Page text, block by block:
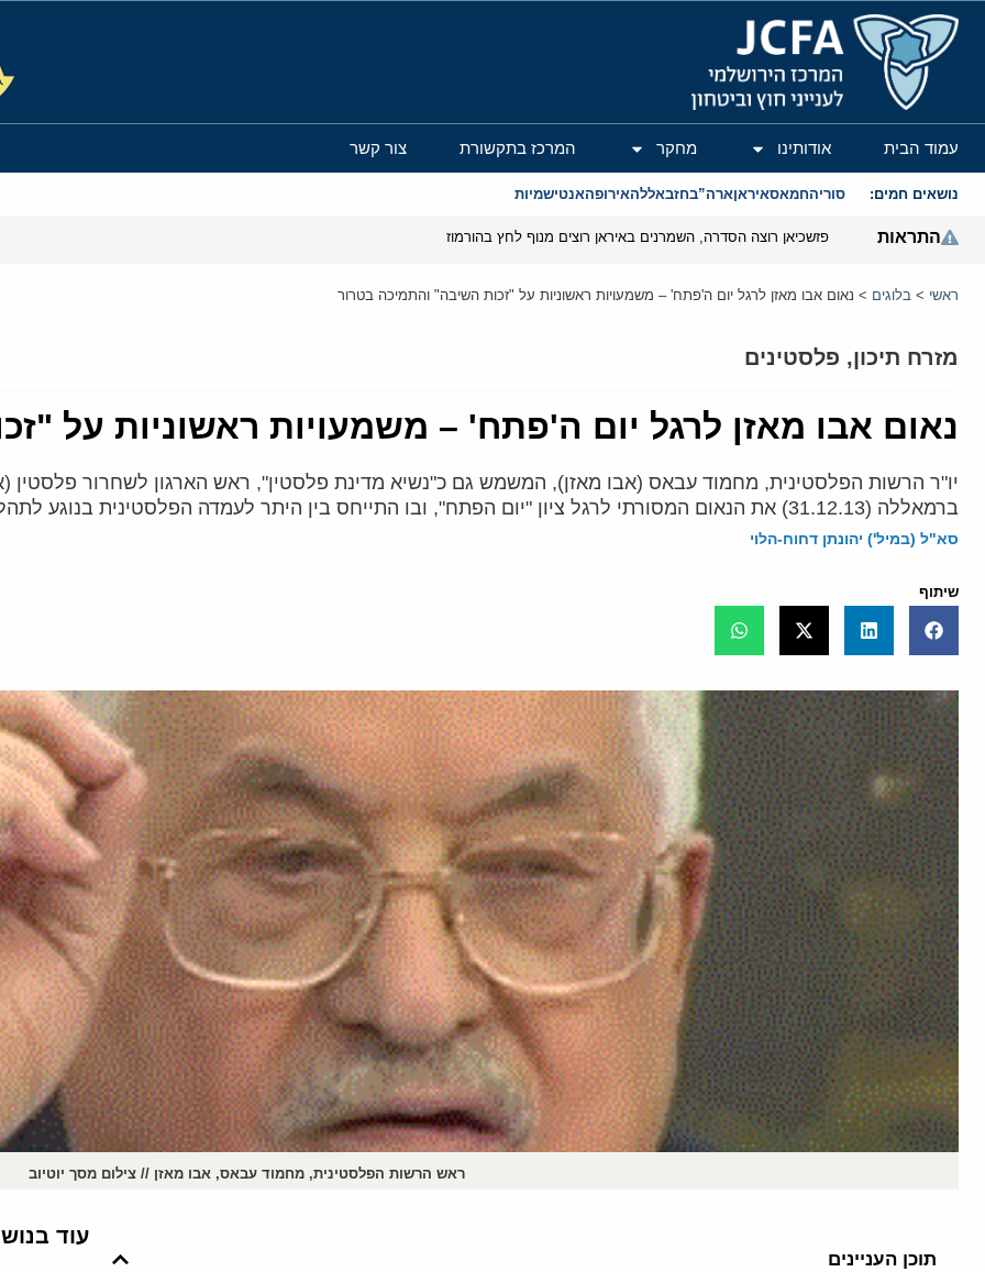
המרכז הירושלמי לענייני חוץ וביטחון
עמוד הבית אודותינו מחקר המרכז בתקשורת צור קשר
נושאים חמים: סוריהחמאסאיראןארה”בחזבאללהאירופהאנטישמיות
התראות פזשכיאן רוצה הסדרה, השמרנים באיראן רוצים מנוף לחץ בהורמוז
ראשי > בלוגים > נאום אבו מאזן לרגל יום ה'פתח' – משמעויות ראשוניות על "זכות השיבה" והתמיכה בטרור
מזרח תיכון, פלסטינים
נאום אבו מאזן לרגל יום ה'פתח' – משמעויות ראשוניות על
יו"ר הרשות הפלסטינית, מחמוד עבאס (אבו מאזן), המשמש גם כ"נשיא מדינת פלסטין", ראש הארגון לשחרור
ברמאללה (31.12.13) את הנאום המסורתי לרגל ציון "יום הפתח", ובו התייחס בין היתר לעמדה הפלסטינית בנוגע לתהליך המדיני.
סא"ל (במיל') יהונתן דחוח-הלוי
שיתוף
ראש הרשות הפלסטינית, מחמוד עבאס, אבו מאזן // צילום מסך יוטיוב
תוכן העניינים
עוד